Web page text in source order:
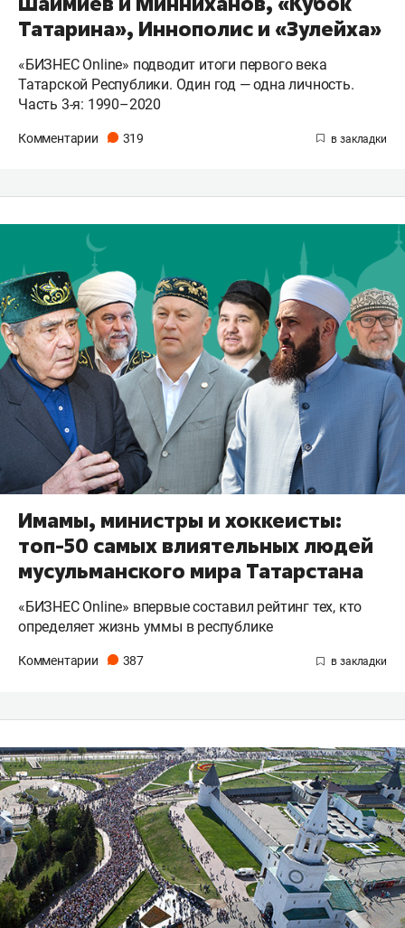
Татарина», Иннополис и «Зулейха»
«БИЗНЕС Online» подводит итоги первого века
Татарской Республики. Один год — одна личность.
Часть 3-я: 1990–2020
Комментарии 319
Имамы, министры и хоккеисты:
топ-50 самых влиятельных людей
мусульманского мира Татарстана
«БИЗНЕС Online» впервые составил рейтинг тех, кто
определяет жизнь уммы в республике
Комментарии 387